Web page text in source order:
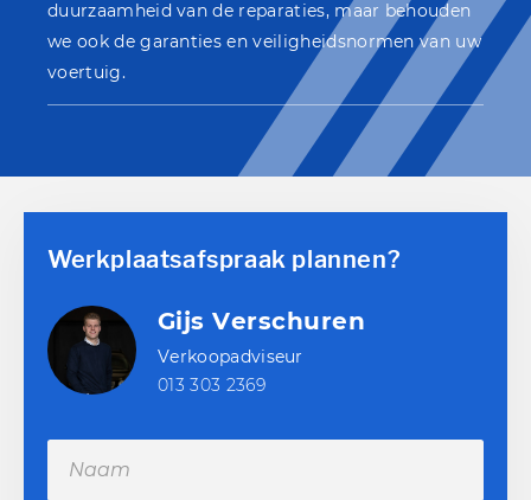
duurzaamheid van de reparaties, maar behouden
we ook de garanties en veiligheidsnormen van uw
voertuig.
Werkplaatsafspraak plannen?
Gijs Verschuren
Verkoopadviseur
013 303 2369